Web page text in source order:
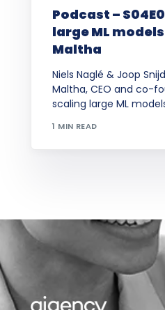
Podcast –
large ML
Maltha
Niels Naglé & Joop
Maltha, CEO and co-
scaling large ML
1 MIN READ